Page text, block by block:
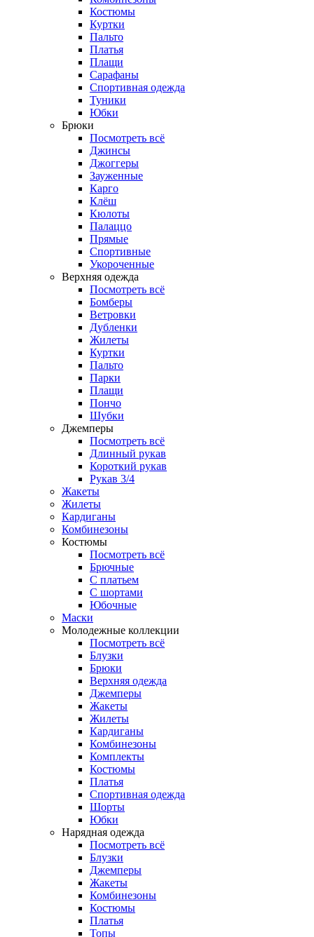
Костюмы
Куртки
Пальто
Платья
Плащи
Сарафаны
Спортивная одежда
Туники
Юбки
Брюки
Посмотреть всё
Джинсы
Джоггеры
Зауженные
Карго
Клёш
Кюлоты
Палаццо
Прямые
Спортивные
Укороченные
Верхняя одежда
Посмотреть всё
Бомберы
Ветровки
Дубленки
Жилеты
Куртки
Пальто
Парки
Плащи
Пончо
Шубки
Джемперы
Посмотреть всё
Длинный рукав
Короткий рукав
Рукав 3/4
Жакеты
Жилеты
Кардиганы
Комбинезоны
Костюмы
Посмотреть всё
Брючные
С платьем
С шортами
Юбочные
Маски
Молодежные коллекции
Посмотреть всё
Блузки
Брюки
Верхняя одежда
Джемперы
Жакеты
Жилеты
Кардиганы
Комбинезоны
Комплекты
Костюмы
Платья
Спортивная одежда
Шорты
Юбки
Нарядная одежда
Посмотреть всё
Блузки
Джемперы
Жакеты
Комбинезоны
Костюмы
Платья
Топы